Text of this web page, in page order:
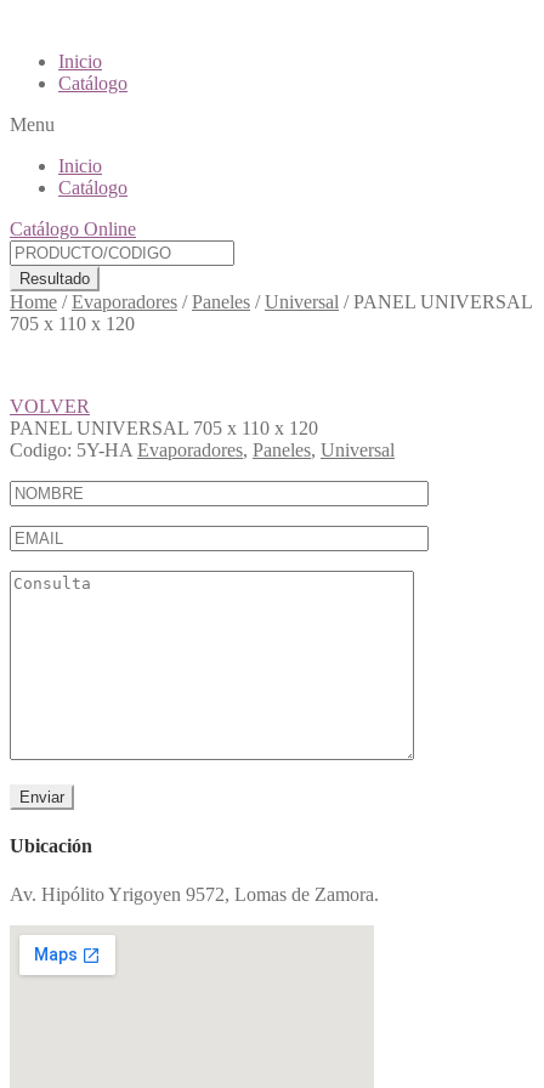
Inicio
Catálogo
Menu
Inicio
Catálogo
Catálogo Online
Resultado
Home /Evaporadores /Paneles /Universal /PANEL UNIVERSAL
705 x 110 x 120
VOLVER
PANEL UNIVERSAL 705 x 110 x 120
Codigo: 5Y-HA Evaporadores, Paneles, Universal
Ubicación
Av. Hipólito Yrigoyen 9572, Lomas de Zamora.